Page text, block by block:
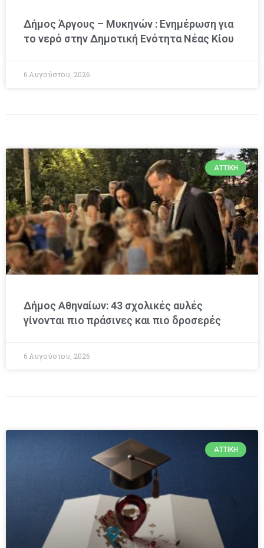
Δήμος Άργους – Μυκηνών : Ενημέρωση για
το νερό στην Δημοτική Ενότητα Νέας Κίου
6 Αυγούστου, 2026
ΑΤΤΙΚΉ
Δήμος Αθηναίων: 43 σχολικές αυλές
γίνονται πιο πράσινες και πιο δροσερές
6 Αυγούστου, 2026
ΑΤΤΙΚΉ